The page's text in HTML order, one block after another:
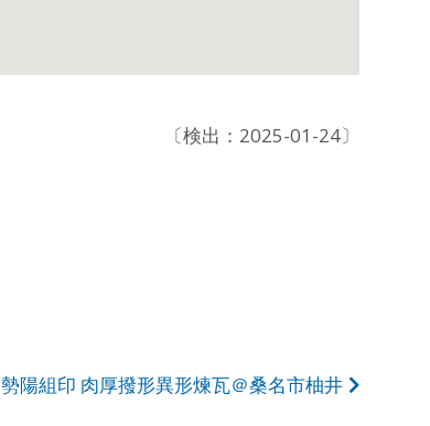
〔検出：2025-01-24〕
勢陽組印 肉厚撥形異形煉瓦＠桑名市柚井